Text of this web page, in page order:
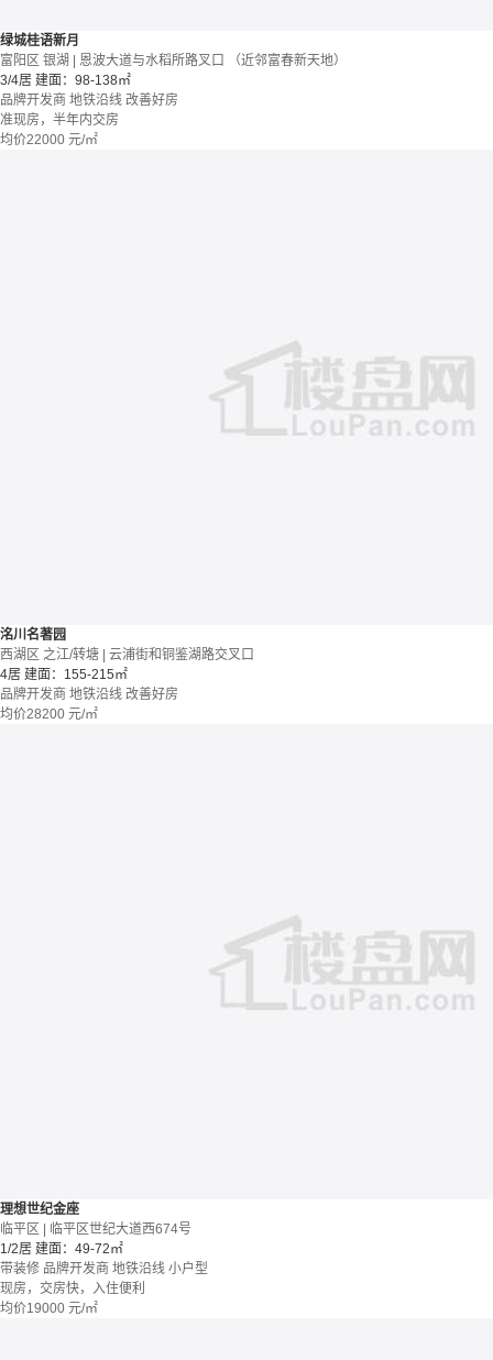
绿城桂语新月
富阳区 银湖 | 恩波大道与水稻所路叉口 （近邻富春新天地）
3/4居 建面：98-138㎡
品牌开发商 地铁沿线 改善好房
准现房，半年内交房
均价22000 元/㎡
洺川名著园
西湖区 之江/转塘 | 云浦街和铜鉴湖路交叉口
4居 建面：155-215㎡
品牌开发商 地铁沿线 改善好房
均价28200 元/㎡
理想世纪金座
临平区 | 临平区世纪大道西674号
1/2居 建面：49-72㎡
带装修 品牌开发商 地铁沿线 小户型
现房，交房快，入住便利
均价19000 元/㎡